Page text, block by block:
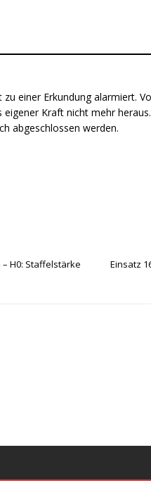
einer Erkundung alarmiert.
eigener Kraft nicht mehr
abgeschlossen werden.
– H0: Staffelstärke
Einsatz